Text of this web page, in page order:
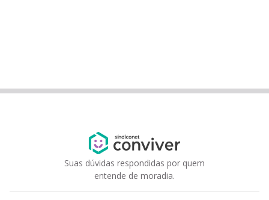
Suas dúvidas respondidas por quem
entende de moradia.